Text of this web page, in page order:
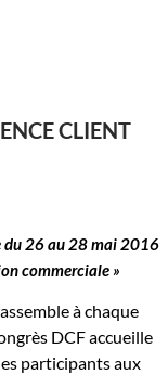
CLIENT
du 26 au 28 mai 2016
commerciale »
à chaque
DCF accueille
participants aux